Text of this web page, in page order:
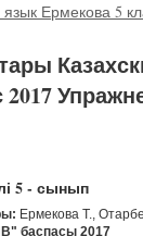
язык Ермекова 5
5 - сынып
Ермекова Т.,
баспасы 2017